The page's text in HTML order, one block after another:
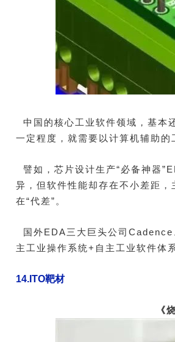
中国的核心工业软件领域，基本
一定程度，就需要以计算机辅助
譬如，芯片设计生产“必备神器
异，但软件性能却存在不小差距
在“代差”。
国外EDA三大巨头公司
主工业操作系统+自主工业软件体
14.ITO靶材
《